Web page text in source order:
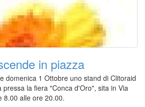
in piazza
domenica 1 Ottobre uno stand di Clitoraid
la fiera "Conca d'Oro", sita in Via
8.00 alle ore 20.00.